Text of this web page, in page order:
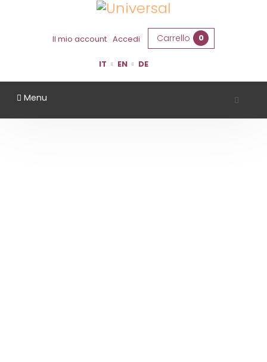
Il mio account Accedi Carrello 0
IT EN DE
Menu